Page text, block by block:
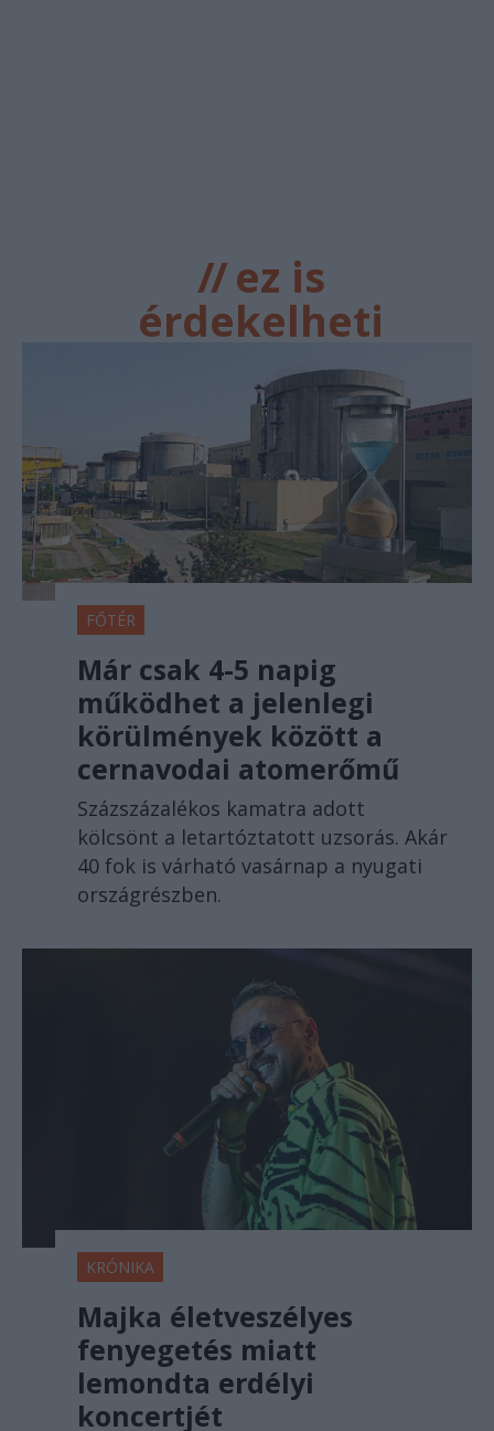
//ez is
érdekelheti
FŐTÉR
Már csak 4-5 napig
működhet a jelenlegi
körülmények között a
cernavodai atomerőmű
Százszázalékos kamatra adott
kölcsönt a letartóztatott uzsorás. Akár
40 fok is várható vasárnap a nyugati
országrészben.
KRÓNIKA
Majka életveszélyes
fenyegetés miatt
lemondta erdélyi
koncertjét